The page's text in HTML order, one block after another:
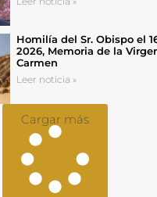
Homilía del Sr. Obispo el
2026, Memoria de la
Carmen
Leer noticia »
Cargar más